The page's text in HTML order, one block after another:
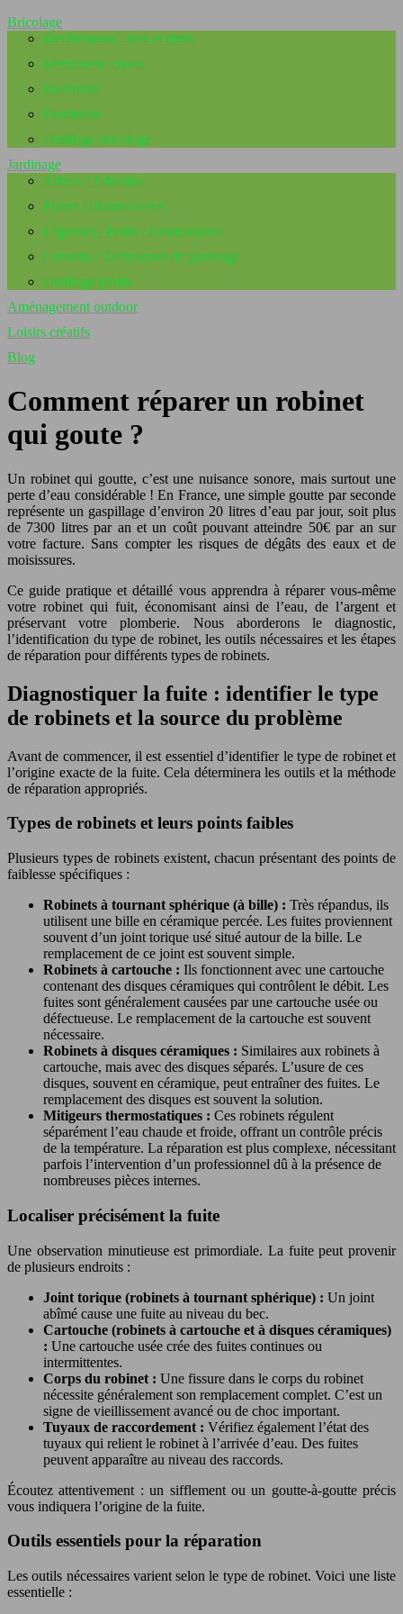
Bricolage
Revêtements : sols et murs
Menuiserie / Bois
Electricité
Plomberie
Outillage bricolage
Jardinage
Arbres / Arbustes
Fleurs / Plantes vertes
Légumes / Fruits / Aromatiques
Conseils / Techniques de jardinage
Outillage jardin
Aménagement outdoor
Loisirs créatifs
Blog
Comment réparer un robinet
qui goute ?
Un robinet qui goutte, c’est une nuisance sonore, mais surtout une
perte d’eau considérable ! En France, une simple goutte par seconde
représente un gaspillage d’environ 20 litres d’eau par jour, soit plus
de 7300 litres par an et un coût pouvant atteindre 50€ par an sur
votre facture. Sans compter les risques de dégâts des eaux et de
moisissures.
Ce guide pratique et détaillé vous apprendra à réparer vous-même
votre robinet qui fuit, économisant ainsi de l’eau, de l’argent et
préservant votre plomberie. Nous aborderons le diagnostic,
l’identification du type de robinet, les outils nécessaires et les étapes
de réparation pour différents types de robinets.
Diagnostiquer la fuite : identifier le type
de robinets et la source du problème
Avant de commencer, il est essentiel d’identifier le type de robinet et
l’origine exacte de la fuite. Cela déterminera les outils et la méthode
de réparation appropriés.
Types de robinets et leurs points faibles
Plusieurs types de robinets existent, chacun présentant des points de
faiblesse spécifiques :
Robinets à tournant sphérique (à bille) : Très répandus, ils
utilisent une bille en céramique percée. Les fuites proviennent
souvent d’un joint torique usé situé autour de la bille. Le
remplacement de ce joint est souvent simple.
Robinets à cartouche : Ils fonctionnent avec une cartouche
contenant des disques céramiques qui contrôlent le débit. Les
fuites sont généralement causées par une cartouche usée ou
défectueuse. Le remplacement de la cartouche est souvent
nécessaire.
Robinets à disques céramiques : Similaires aux robinets à
cartouche, mais avec des disques séparés. L’usure de ces
disques, souvent en céramique, peut entraîner des fuites. Le
remplacement des disques est souvent la solution.
Mitigeurs thermostatiques : Ces robinets régulent
séparément l’eau chaude et froide, offrant un contrôle précis
de la température. La réparation est plus complexe, nécessitant
parfois l’intervention d’un professionnel dû à la présence de
nombreuses pièces internes.
Localiser précisément la fuite
Une observation minutieuse est primordiale. La fuite peut provenir
de plusieurs endroits :
Joint torique (robinets à tournant sphérique) : Un joint
abîmé cause une fuite au niveau du bec.
Cartouche (robinets à cartouche et à disques céramiques)
: Une cartouche usée crée des fuites continues ou
intermittentes.
Corps du robinet : Une fissure dans le corps du robinet
nécessite généralement son remplacement complet. C’est un
signe de vieillissement avancé ou de choc important.
Tuyaux de raccordement : Vérifiez également l’état des
tuyaux qui relient le robinet à l’arrivée d’eau. Des fuites
peuvent apparaître au niveau des raccords.
Écoutez attentivement : un sifflement ou un goutte-à-goutte précis
vous indiquera l’origine de la fuite.
Outils essentiels pour la réparation
Les outils nécessaires varient selon le type de robinet. Voici une liste
essentielle :